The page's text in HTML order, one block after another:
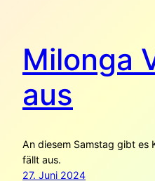
Milonga
aus
An diesem Samstag gibt es
fällt aus.
27. Juni 2024